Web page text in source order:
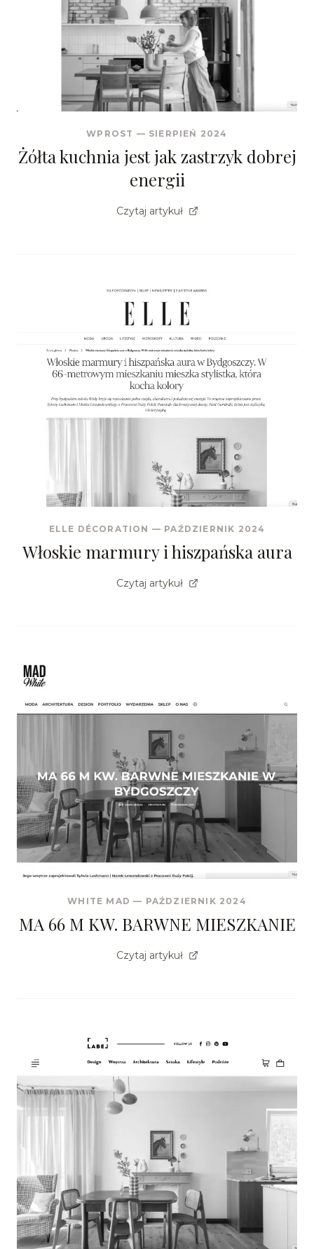
WPROST — SIERPIEŃ 2024
Żółta kuchnia jest jak zastrzyk dobrej
energii
Czytaj artykuł
ELLE DÉCORATION — PAŹDZIERNIK 2024
Włoskie marmury i hiszpańska aura
Czytaj artykuł
WHITE MAD — PAŹDZIERNIK 2024
MA 66 M KW. BARWNE MIESZKANIE
Czytaj artykuł